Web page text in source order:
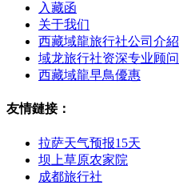
入藏函
关于我们
西藏域龍旅行社公司介紹
域龙旅行社资深专业顾问
西藏域龍早鳥優惠
友情鏈接：
拉萨天气预报15天
坝上草原农家院
成都旅行社